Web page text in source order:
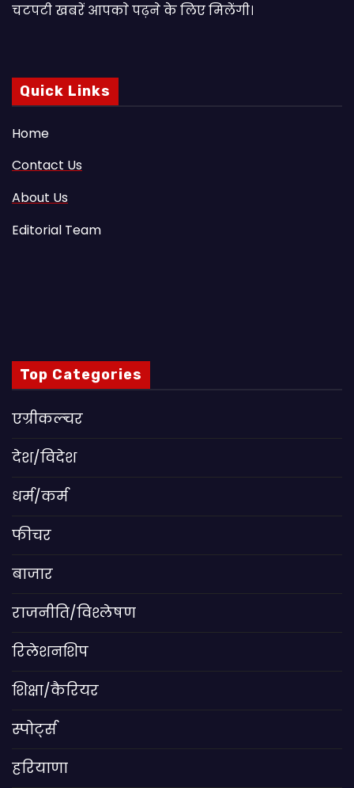
चटपटी खबरें आपकाे पढ़ने के लिए मिलेंगी।
Quick Links
Home
Contact Us
About Us
Editorial Team
Top Categories
एग्रीकल्चर
देश/विदेश
धर्म/कर्म
फीचर
बाजार
राजनीति/विश्लेषण
रिलेशनशिप
शिक्षा/कैरियर
स्पोर्ट्स
हरियाणा